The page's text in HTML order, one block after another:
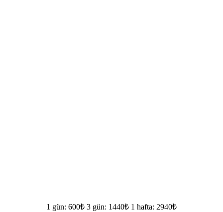
1 gün: 600₺ 3 gün: 1440₺ 1 hafta: 2940₺